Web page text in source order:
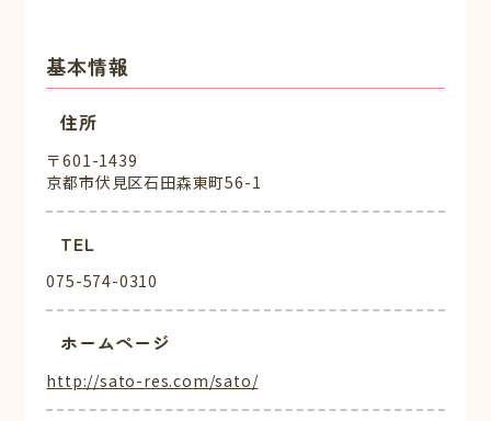
基本情報
住所
〒601-1439
京都市伏見区石田森東町56-1
TEL
075-574-0310
ホームページ
http://sato-res.com/sato/